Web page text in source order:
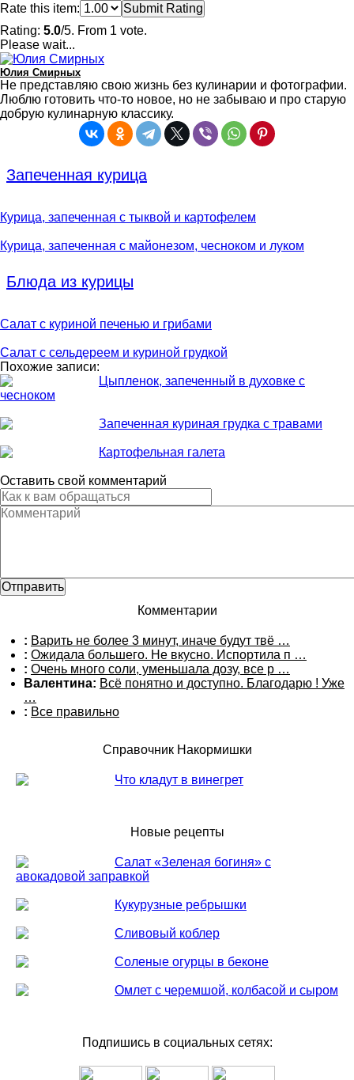
Rate this item:
Submit Rating
Rating: 5.0/5. From 1 vote.
Please wait...
Юлия Смирных
Не представляю свою жизнь без кулинарии и фотографии.
Люблю готовить что-то новое, но не забываю и про старую
добрую кулинарную классику.
Запеченная курица
Курица, запеченная с тыквой и картофелем
Курица, запеченная с майонезом, чесноком и луком
Блюда из курицы
Салат с куриной печенью и грибами
Салат с сельдереем и куриной грудкой
Похожие записи:
Цыпленок, запеченный в духовке с
чесноком
Запеченная куриная грудка с травами
Картофельная галета
Оставить свой комментарий
Комментарии
: Варить не более 3 минут, иначе будут твё …
: Ожидала большего. Не вкусно. Испортила п …
: Очень много соли, уменьшала дозу, все р …
Валентина: Всё понятно и доступно. Благодарю ! Уже
…
: Все правильно
Справочник Накормишки
Что кладут в винегрет
Новые рецепты
Салат «Зеленая богиня» с
авокадовой заправкой
Кукурузные ребрышки
Сливовый коблер
Соленые огурцы в беконе
Омлет с черемшой, колбасой и сыром
Подпишись в социальных сетях: